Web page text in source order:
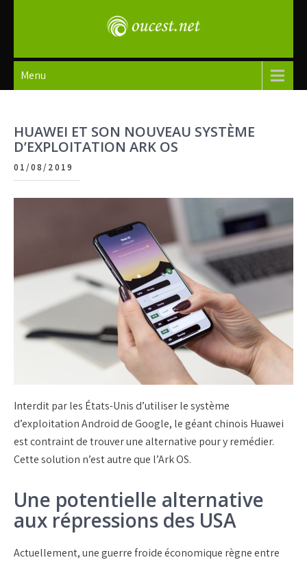
oucest
Menu
HUAWEI ET SON NOUVEAU SYSTÈME
D’EXPLOITATION ARK OS
01/08/2019
Interdit par les États-Unis d’utiliser le système
d’exploitation Android de Google, le géant chinois Huawei
est contraint de trouver une alternative pour y remédier.
Cette solution n’est autre que l’Ark OS.
Une potentielle alternative
aux répressions des USA
Actuellement, une guerre froide économique règne entre